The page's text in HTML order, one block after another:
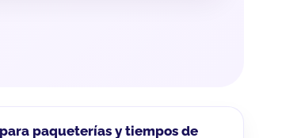
paqueterías y tiempos de